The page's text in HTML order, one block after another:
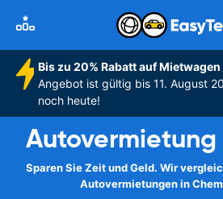
Bis zu 20% Rabatt auf
Angebot ist gültig bis 11. August
noch heute!
Autovermietung
Sparen Sie Zeit und Geld. Wir
Autovermietungen in